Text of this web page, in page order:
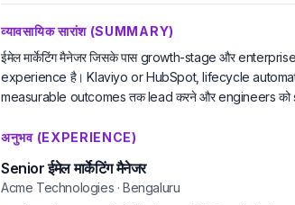
व्यावसायिक सारांश (SUMMARY)
ईमेल मार्केटिंग मैनेजर जिसके पास growth-stage और
experience है। Klaviyo or HubSpot, lifecycle
measurable outcomes तक lead करने और engineers
अनुभव (EXPERIENCE)
Senior ईमेल मार्केटिंग मैनेजर
Acme Technologies · Bengaluru